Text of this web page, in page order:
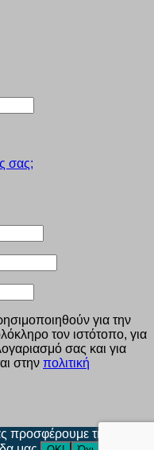
Απαιτείται
σας;
για την
τον ιστότοπο, για
σας και για
στην πολιτική
προσφέρουμε την